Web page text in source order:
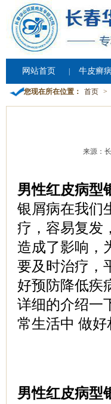
网站首页 牛皮癣
您现在所在位置： 首页 >
来源：
男性红皮病型
银屑病在我们
疗，容易复发
造成了影响，
要及时治疗，
好预防降低疾
详细的介绍一
常生活中 做好
男性红皮病型